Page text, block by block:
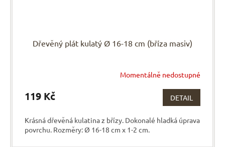
Dřevěný plát kulatý Ø 16-18 cm (bříza masiv)
Momentálně nedostupné
119 Kč DETAIL
Krásná dřevěná kulatina z břízy. Dokonalé hladká úprava
povrchu. Rozměry: Ø 16-18 cm x 1-2 cm.